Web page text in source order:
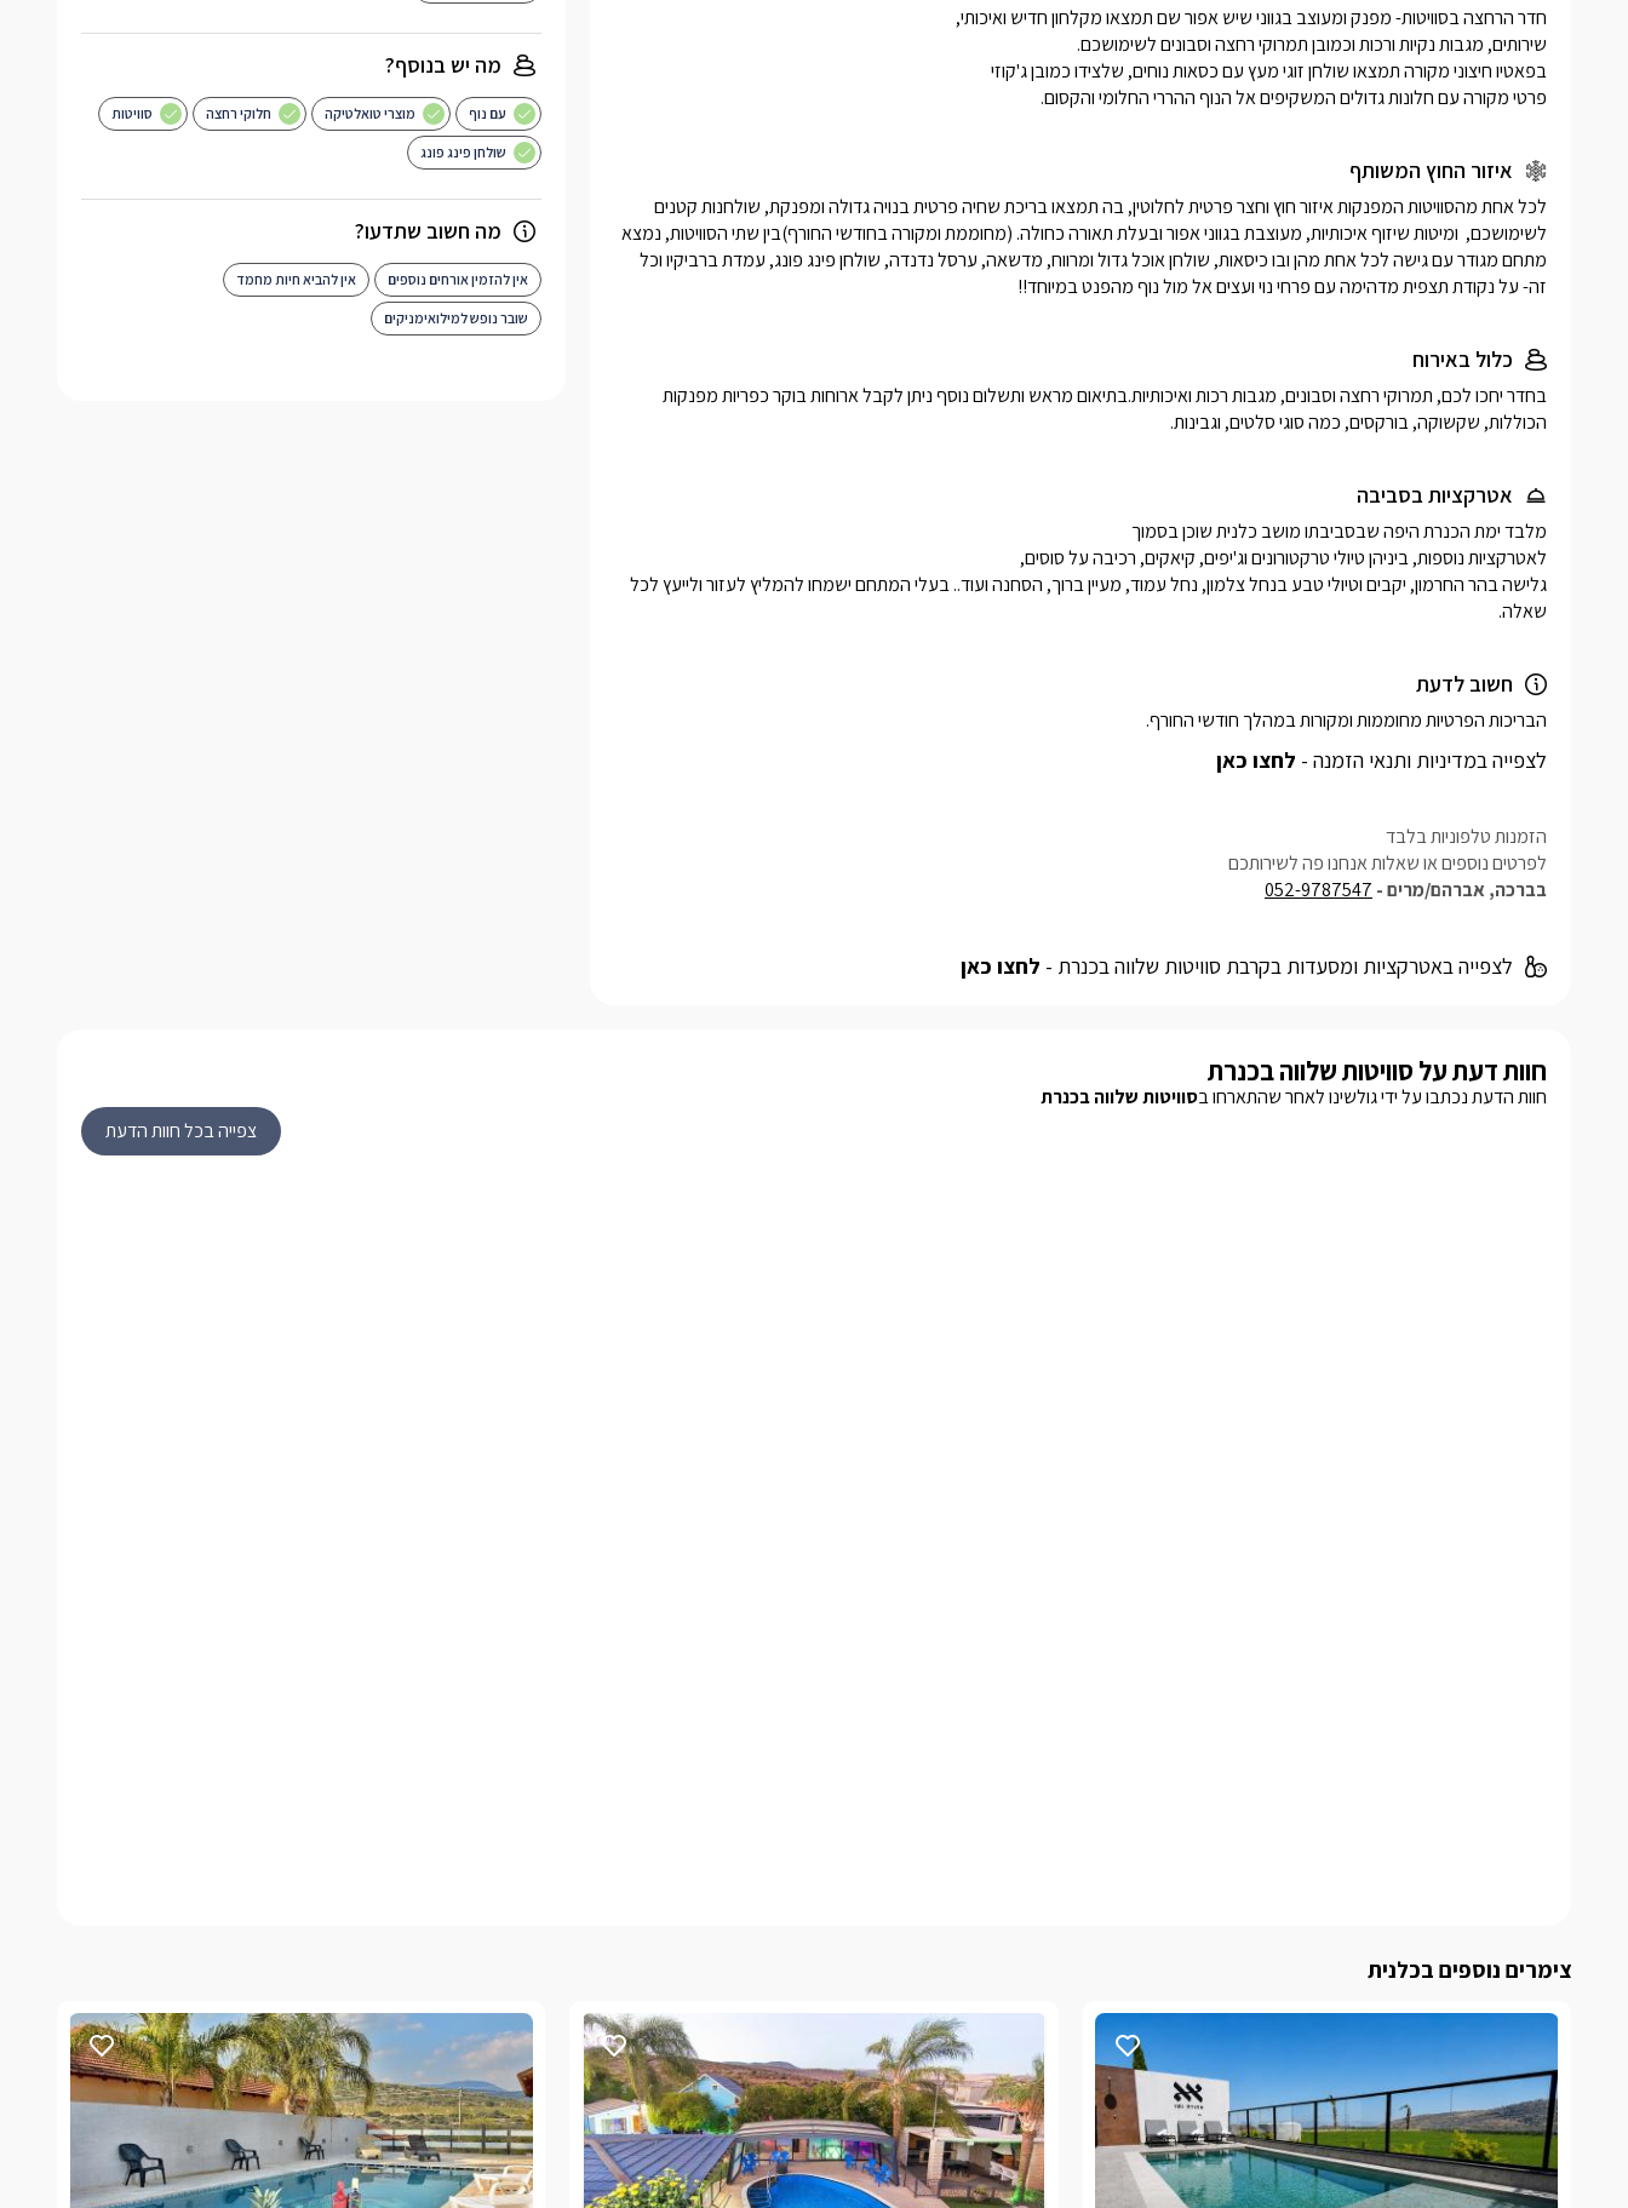
פרטי מקורה עם חלונות גדולים המשקיפים אל הנוף ההררי החלומי והקסום.
איזור החוץ המשותף
זה- על נקודת תצפית מדהימה עם פרחי נוי ועצים אל מול נוף מהפנט במיוחד!!
כלול באירוח
הכוללות, שקשוקה, בורקסים, כמה סוגי סלטים, וגבינות.
אטרקציות בסביבה
שאלה.
חשוב לדעת
הבריכות הפרטיות מחוממות ומקורות במהלך חודשי החורף.
לצפייה במדיניות ותנאי הזמנה - לחצו כאן
הזמנות טלפוניות בלבד
לפרטים נוספים או שאלות אנחנו פה לשירותכם
בברכה, אברהם/מרים - 052-9787547
לצפייה באטרקציות ומסעדות בקרבת סוויטות שלווה בכנרת - לחצו כאן
מה יש בנוסף?
עם נוף מוצרי טואלטיקה חלוקי רחצה סוויטות
שולחן פינג פונג
מה חשוב שתדעו?
אין להזמין אורחים נוספים אין להביא חיות מחמד
שובר נופש למילואימניקים
חוות דעת על סוויטות שלווה בכנרת
חוות הדעת נכתבו על ידי גולשינו לאחר שהתארחו בסוויטות שלווה בכנרת
צפייה בכל חוות הדעת
צימרים נוספים בכלנית